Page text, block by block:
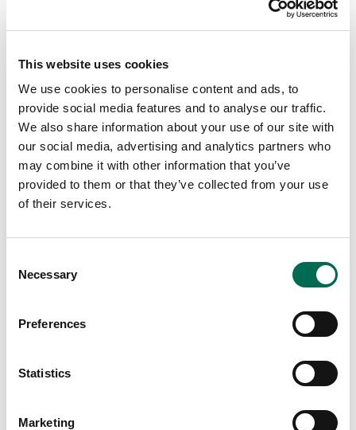
This website uses cookies
We use cookies to personalise content and ads, to
provide social media features and to analyse our traffic.
We also share information about your use of our site with
our social media, advertising and analytics partners who
may combine it with other information that you’ve
provided to them or that they’ve collected from your use
of their services.
Selection
Necessary
Preferences
Statistics
Marketing
Citrus
Citron